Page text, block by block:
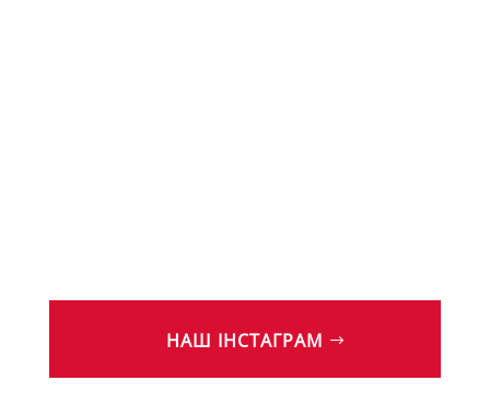
НАШ ІНСТАГРАМ